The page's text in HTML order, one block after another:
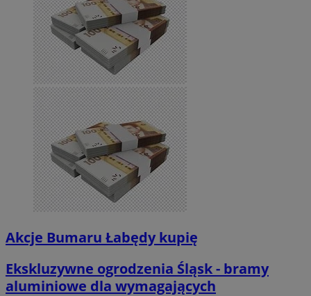
Akcje Bumaru Łabędy kupię
Ekskluzywne ogrodzenia Śląsk - bramy
aluminiowe dla wymagających